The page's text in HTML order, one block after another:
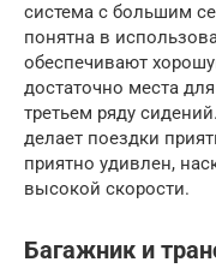
система с большим
понятна в
обеспечивают
достаточно места
третьем ряду
делает поездки
приятно удивлен,
высокой скорости.
Багажник и